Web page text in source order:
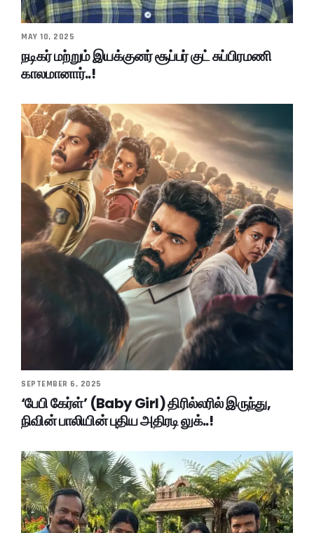
MAY 10, 2025
நடிகர் மற்றும் இயக்குனர் சூப்பர் குட் சுப்பிரமணி
காலமானார்..!
SEPTEMBER 6, 2025
‘பேபி கேர்ள்’ (Baby Girl) திரில்லரில் இருந்து,
நிவின் பாலியின் புதிய அதிரடி லுக்..!